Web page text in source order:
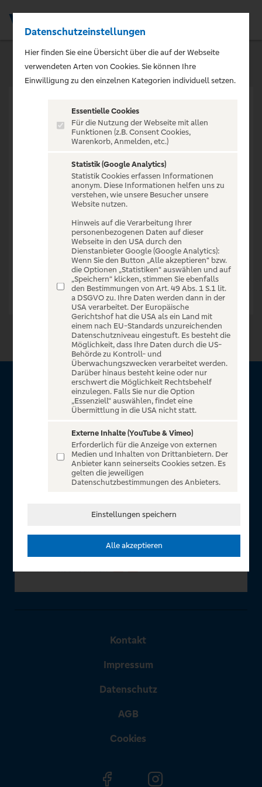
VERANSTALTUNG NICHT
GEFUNDEN
Zur Startseite
Über VR Entertain
für alle Kunden der Volksbanken Raiffeisenbanken. Auf
unserem einzigartigen Portal finden Sie Tickets für
atemberaubende Konzerte, Musicals und Shows, die
Fußball-Bundesliga sowie die Champions League und die
In Zusammenarbeit mit
Kontakt
Impressum
Datenschutz
AGB
Cookies
Datenschutzeinstellungen
Hier finden Sie eine Übersicht über die auf der Webseite
verwendeten Arten von Cookies. Sie können Ihre
Einwilligung zu den einzelnen Kategorien individuell setzen.
Essentielle Cookies
Für die Nutzung der Webseite mit allen
Funktionen (z.B. Consent Cookies,
Warenkorb, Anmelden, etc.)
Statistik (Google Analytics)
Statistik Cookies erfassen Informationen
anonym. Diese Informationen helfen uns zu
verstehen, wie unsere Besucher unsere
Website nutzen.
Hinweis auf die Verarbeitung Ihrer
personenbezogenen Daten auf dieser
Webseite in den USA durch den
Dienstanbieter Google (Google Analytics):
Wenn Sie den Button „Alle akzeptieren“ bzw.
die Optionen „Statistiken“ auswählen und auf
„Speichern“ klicken, stimmen Sie ebenfalls
den Bestimmungen von Art. 49 Abs. 1 S.1 lit.
a DSGVO zu. Ihre Daten werden dann in der
USA verarbeitet. Der Europäische
Gerichtshof hat die USA als ein Land mit
einem nach EU-Standards unzureichenden
Datenschutzniveau eingestuft. Es besteht die
Möglichkeit, dass Ihre Daten durch die US-
Behörde zu Kontroll- und
Überwachungszwecken verarbeitet werden.
Darüber hinaus besteht keine oder nur
erschwert die Möglichkeit Rechtsbehelf
einzulegen. Falls Sie nur die Option
„Essenziell“ auswählen, findet eine
Übermittlung in die USA nicht statt.
Externe Inhalte (YouTube & Vimeo)
Erforderlich für die Anzeige von externen
Medien und Inhalten von Drittanbietern. Der
Anbieter kann seinerseits Cookies setzen. Es
gelten die jeweiligen
Datenschutzbestimmungen des Anbieters.
Einstellungen speichern
Alle akzeptieren